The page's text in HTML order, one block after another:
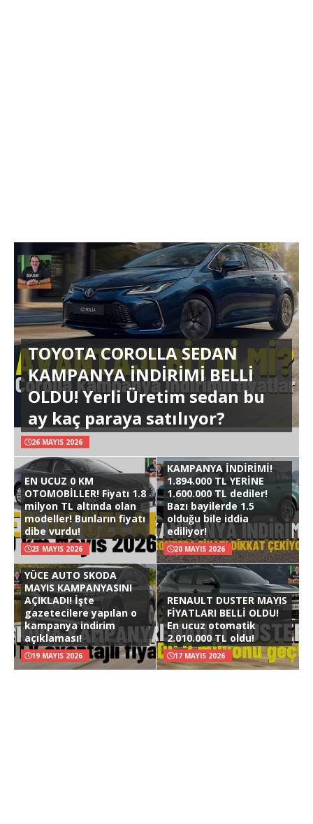
TOYOTA COROLLA SEDAN
KAMPANYA İNDİRİMİ BELLİ
OLDU! Yerli Üretim sedan bu
ay kaç paraya satılıyor?
26 MAYIS 2026
EN UCUZ 0 KM
OTOMOBİLLER! Fiyatı 1.8
milyon TL altında olan
modeller! Bunların fiyatı
dibe vurdu!
23 MAYIS 2026
KAMPANYA İNDİRİMİ!
1.894.000 TL YERİNE
1.600.000 TL dediler!
Bazı bayilerde 1.5
olduğu bile iddia
ediliyor!
20 MAYIS 2026
YÜCE AUTO SKODA
MAYIS KAMPANYASINI
AÇIKLADI! İşte
gazetecilere yapılan o
kampanya indirim
açıklaması!
19 MAYIS 2026
RENAULT DUSTER MAYIS
FİYATLARI BELLİ OLDU!
En ucuz otomatik
2.010.000 TL oldu!
17 MAYIS 2026